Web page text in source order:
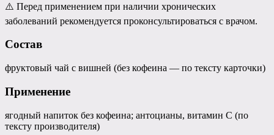
⚠️ Перед применением при наличии хронических
заболеваний рекомендуется проконсультироваться с врачом.
Состав
фруктовый чай с вишней (без кофеина — по тексту карточки)
Применение
ягодный напиток без кофеина; антоцианы, витамин C (по
тексту производителя)